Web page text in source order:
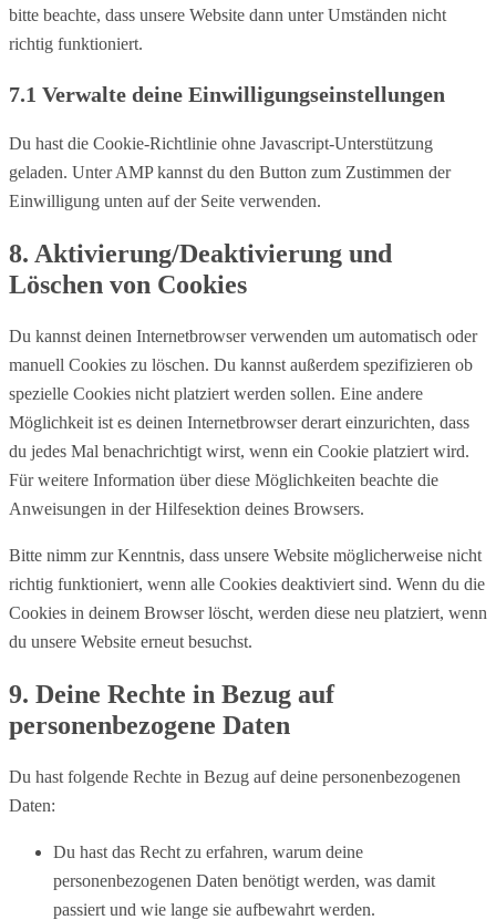
bitte beachte, dass unsere Website dann unter Umständen nicht
richtig funktioniert.
7.1 Verwalte deine Einwilligungseinstellungen
Du hast die Cookie-Richtlinie ohne Javascript-Unterstützung
geladen. Unter AMP kannst du den Button zum Zustimmen der
Einwilligung unten auf der Seite verwenden.
8. Aktivierung/Deaktivierung und
Löschen von Cookies
Du kannst deinen Internetbrowser verwenden um automatisch oder
manuell Cookies zu löschen. Du kannst außerdem spezifizieren ob
spezielle Cookies nicht platziert werden sollen. Eine andere
Möglichkeit ist es deinen Internetbrowser derart einzurichten, dass
du jedes Mal benachrichtigt wirst, wenn ein Cookie platziert wird.
Für weitere Information über diese Möglichkeiten beachte die
Anweisungen in der Hilfesektion deines Browsers.
Bitte nimm zur Kenntnis, dass unsere Website möglicherweise nicht
richtig funktioniert, wenn alle Cookies deaktiviert sind. Wenn du die
Cookies in deinem Browser löscht, werden diese neu platziert, wenn
du unsere Website erneut besuchst.
9. Deine Rechte in Bezug auf
personenbezogene Daten
Du hast folgende Rechte in Bezug auf deine personenbezogenen
Daten:
Du hast das Recht zu erfahren, warum deine
personenbezogenen Daten benötigt werden, was damit
passiert und wie lange sie aufbewahrt werden.